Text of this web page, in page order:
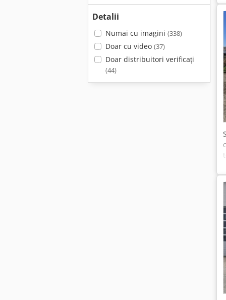
Detalii
Numai cu imagini (338)
Doar cu video (37)
Doar distribuitori verificați
(44)